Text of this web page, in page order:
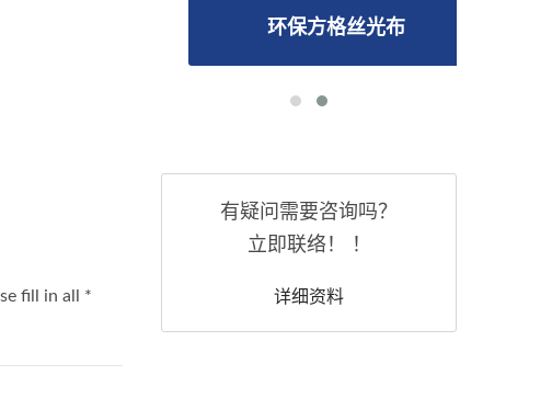
环保方格丝光布
有疑问需要咨询吗？
立即联络！ ！
详细资料